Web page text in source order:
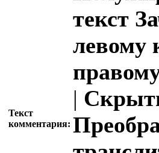
Текст
комментария:
текст
левому
|